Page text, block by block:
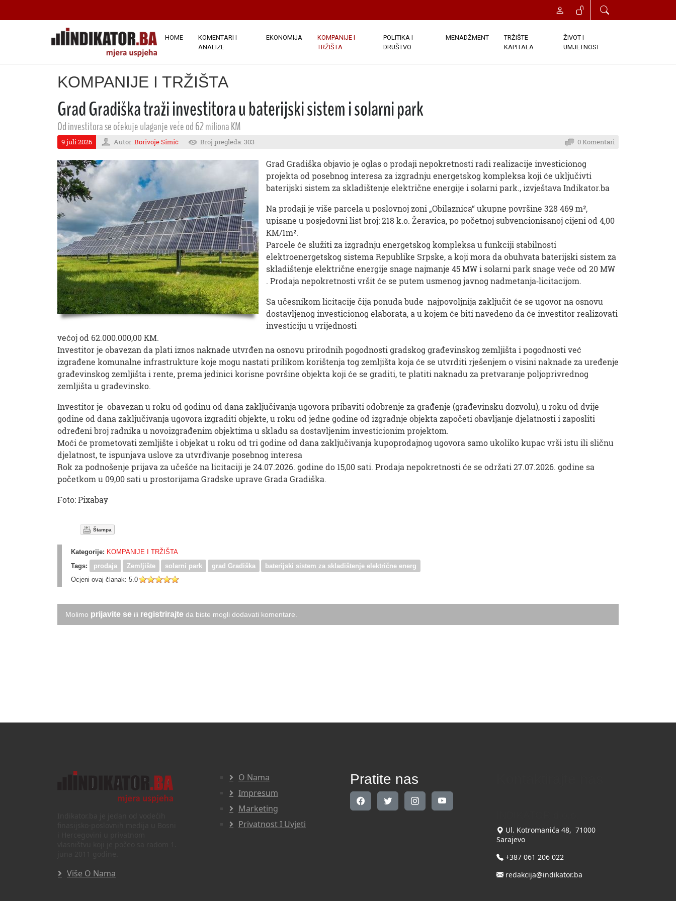
HOME
KOMENTARI I
ANALIZE
EKONOMIJA
KOMPANIJE I
TRŽIŠTA
POLITIKA I
DRUŠTVO
MENADŽMENT
TRŽIŠTE
KAPITALA
ŽIVOT I
UMJETNOST
KOMPANIJE I TRŽIŠTA
Grad Gradiška traži investitora u baterijski sistem i solarni park
Od investitora se očekuje ulaganje veće od 62 miliona KM
9 juli 2026 Autor: Borivoje Simić Broj pregleda: 303 0 Komentari
Grad Gradiška objavio je oglas o prodaji nepokretnosti radi realizacije investicionog
projekta od posebnog interesa za izgradnju energetskog kompleksa koji će uključivti
baterijski sistem za skladištenje električne energije i solarni park., izvještava Indikator.ba
Na prodaji je više parcela u poslovnoj zoni „Obilaznica“ ukupne površine 328 469 m²,
upisane u posjedovni list broj: 218 k.o. Žeravica, po početnoj subvencionisanoj cijeni od 4,00
KM/1m².
Parcele će služiti za izgradnju energetskog kompleksa u funkciji stabilnosti
elektroenergetskog sistema Republike Srpske, a koji mora da obuhvata baterijski sistem za
skladištenje električne energije snage najmanje 45 MW i solarni park snage veće od 20 MW
. Prodaja nepokretnosti vršit će se putem usmenog javnog nadmetanja‐licitacijom.
Sa učesnikom licitacije čija ponuda bude najpovoljnija zaključit će se ugovor na osnovu
dostavljenog investicionog elaborata, a u kojem će biti navedeno da će investitor realizovati
investiciju u vrijednosti
većoj od 62.000.000,00 KM.
Investitor je obavezan da plati iznos naknade utvrđen na osnovu prirodnih pogodnosti gradskog građevinskog zemljišta i pogodnosti već
izgrađene komunalne infrastrukture koje mogu nastati prilikom korištenja tog zemljišta koja će se utvrditi rješenjem o visini naknade za uređenje
građevinskog zemljišta i rente, prema jedinici korisne površine objekta koji će se graditi, te platiti naknadu za pretvaranje poljoprivrednog
zemljišta u građevinsko.
Investitor je obavezan u roku od godinu od dana zaključivanja ugovora pribaviti odobrenje za građenje (građevinsku dozvolu), u roku od dvije
godine od dana zaključivanja ugovora izgraditi objekte, u roku od jedne godine od izgradnje objekta započeti obavljanje djelatnosti i zaposliti
određeni broj radnika u novoizgrađenim objektima u skladu sa dostavljenim investicionim projektom.
Moći će prometovati zemljište i objekat u roku od tri godine od dana zaključivanja kupoprodajnog ugovora samo ukoliko kupac vrši istu ili sličnu
djelatnost, te ispunjava uslove za utvrđivanje posebnog interesa
Rok za podnošenje prijava za učešće na licitaciji je 24.07.2026. godine do 15,00 sati. Prodaja nepokretnosti će se održati 27.07.2026. godine sa
početkom u 09,00 sati u prostorijama Gradske uprave Grada Gradiška.
Foto: Pixabay
Štampa
Kategorije: KOMPANIJE I TRŽIŠTA
Tags:
prodaja Zemljište solarni park grad Gradiška
baterijski sistem za skladištenje električne energ
Ocjeni ovaj članak: 5.0
Molimo prijavite se ili registrirajte da biste mogli dodavati komentare.
Više O Nama
O Nama
Impresum
Marketing
Privatnost I Uvjeti
Pratite nas
Ul. Kotromanića 48, 71000
Sarajevo
+387 061 206 022
redakcija@indikator.ba